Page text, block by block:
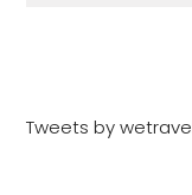
Tweets by